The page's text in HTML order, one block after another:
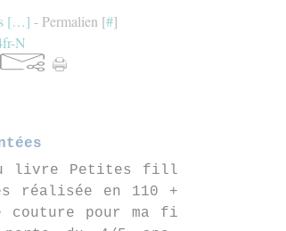
[…] - Permalien [#]
N
livre Petites fill
réalisée en 110 +
couture pour ma fi